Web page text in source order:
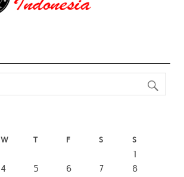
W T F S S
1
4 5 6 7
8